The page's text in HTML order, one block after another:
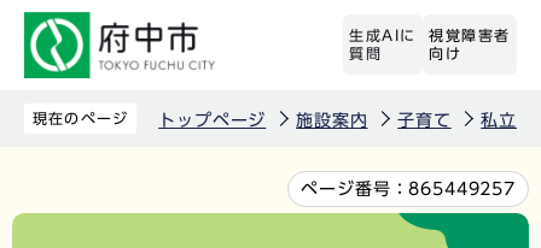
先
生成AIに
質問
視覚障害者
向け
現在のページ トップページ 施設案内 子育て 私立保
文
ページ番号：865449257